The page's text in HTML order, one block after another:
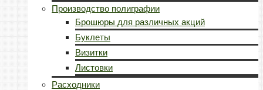
Производство полиграфии
Брошюры для различных акций
Буклеты
Визитки
Листовки
Расходники